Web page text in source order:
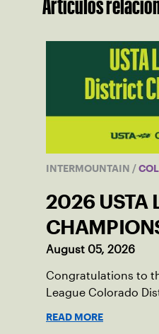
Artículos
INTERMOUNTAIN /
2026 USTA
August 05, 2026
Congratulations to
League Colorado
READ MORE